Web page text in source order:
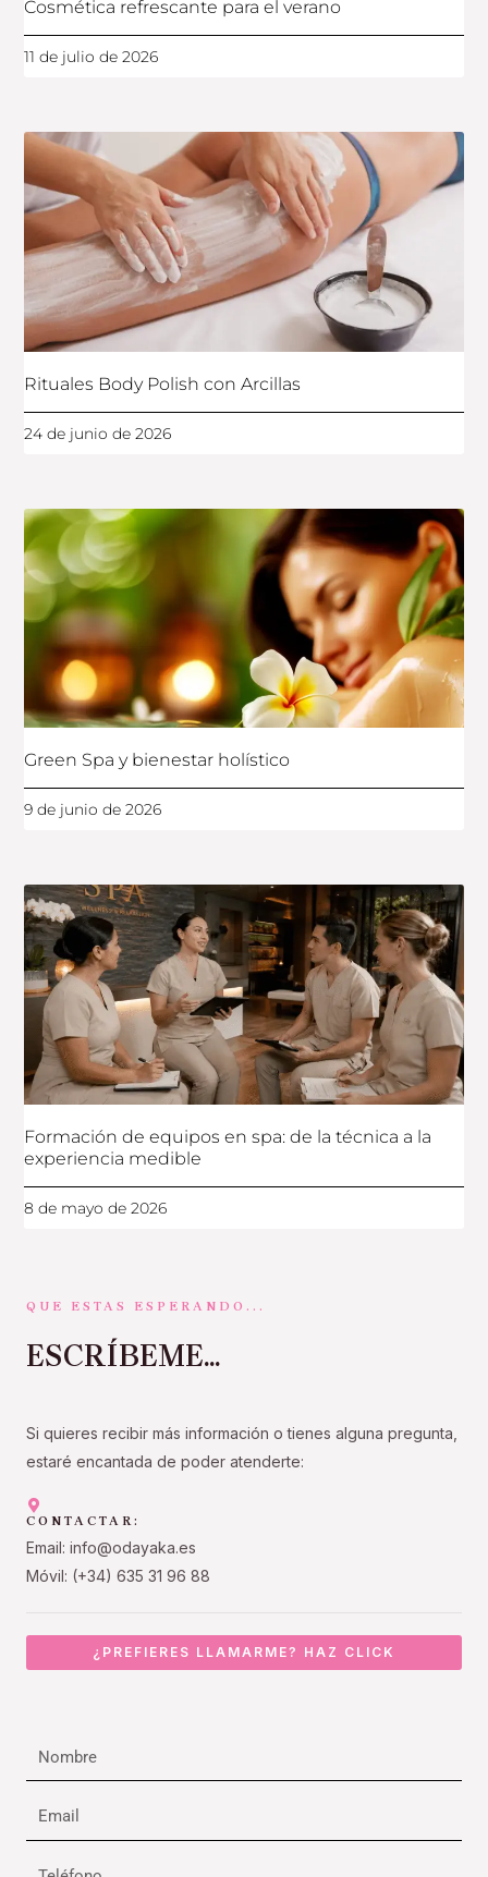
Cosmética refrescante para el verano
11 de julio de 2026
Rituales Body Polish con Arcillas
24 de junio de 2026
Green Spa y bienestar holístico
9 de junio de 2026
Formación de equipos en spa: de la técnica a la
experiencia medible
8 de mayo de 2026
QUE ESTAS ESPERANDO...
ESCRÍBEME...
Si quieres recibir más información o tienes alguna pregunta,
estaré encantada de poder atenderte:
CONTACTAR:
Email: info@odayaka.es
Móvil: (+34) 635 31 96 88
¿PREFIERES LLAMARME? HAZ CLICK
Nombre
Email
Teléfono